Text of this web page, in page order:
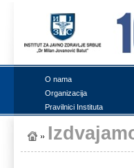
О nаmа
Оrgаnizаciја
Prаvilnici Institutа